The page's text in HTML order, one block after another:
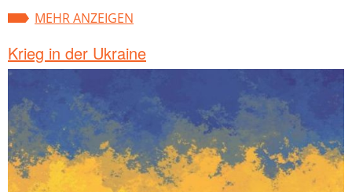
MEHR ANZEIGEN
Krieg in der Ukraine